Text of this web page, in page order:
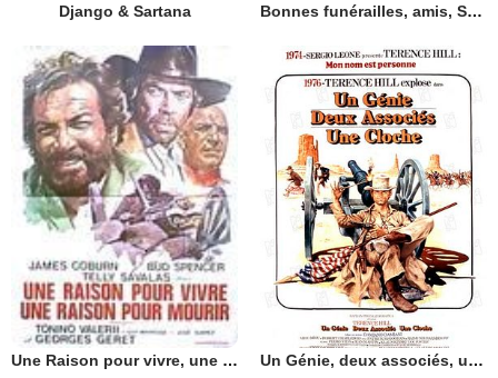
Django & Sartana Bonnes funérailles, amis, Sartana paiera
Une Raison pour vivre, une raison pour mourir Un Génie, deux associés, une cloche